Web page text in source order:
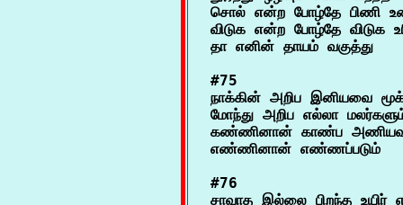
சொல் என்ற போழ்தே பிணி
விடுக என்ற போழ்தே விடுக
#75
நாக்கின் அறிப இனியவை
மோந்து அறிப எல்லா
கண்ணினான் காண்ப
#76
சாவாத இல்லை பிறந்த உயிர்